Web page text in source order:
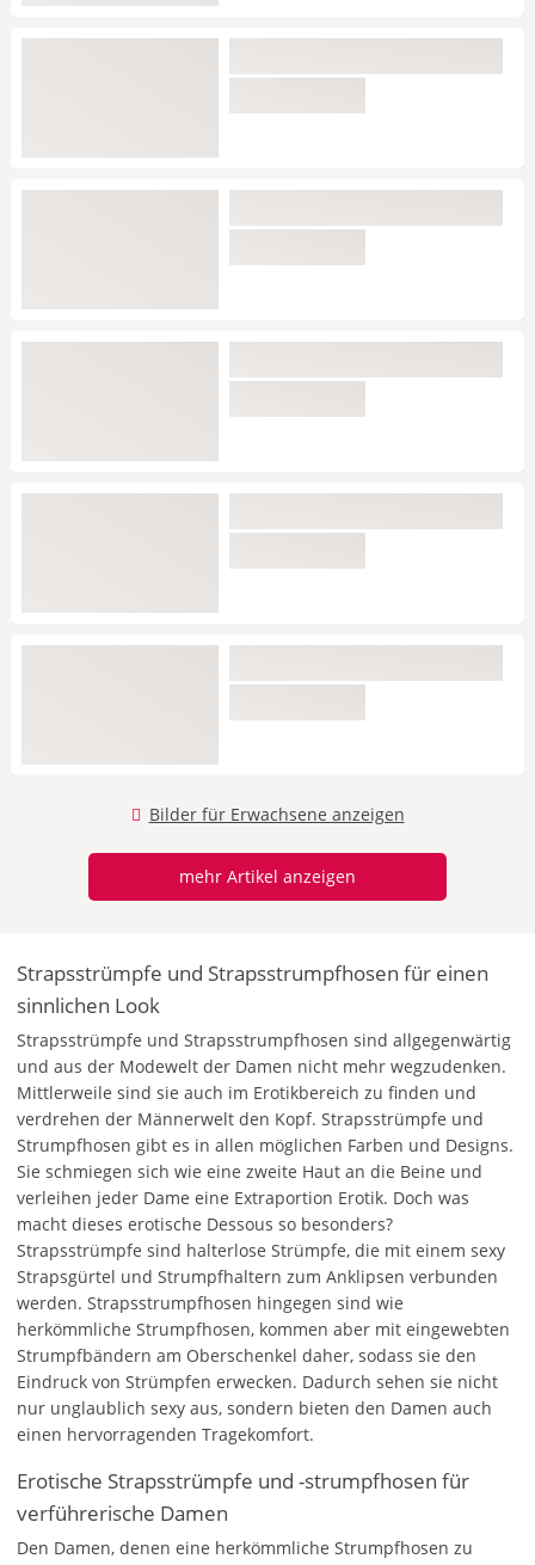
Bilder für Erwachsene anzeigen
mehr Artikel anzeigen
Strapsstrümpfe und Strapsstrumpfhosen für einen
sinnlichen Look
Strapsstrümpfe und Strapsstrumpfhosen sind allgegenwärtig
und aus der Modewelt der Damen nicht mehr wegzudenken.
Mittlerweile sind sie auch im Erotikbereich zu finden und
verdrehen der Männerwelt den Kopf. Strapsstrümpfe und
Strumpfhosen gibt es in allen möglichen Farben und Designs.
Sie schmiegen sich wie eine zweite Haut an die Beine und
verleihen jeder Dame eine Extraportion Erotik. Doch was
macht dieses erotische Dessous so besonders?
Strapsstrümpfe sind halterlose Strümpfe, die mit einem sexy
Strapsgürtel und Strumpfhaltern zum Anklipsen verbunden
werden. Strapsstrumpfhosen hingegen sind wie
herkömmliche Strumpfhosen, kommen aber mit eingewebten
Strumpfbändern am Oberschenkel daher, sodass sie den
Eindruck von Strümpfen erwecken. Dadurch sehen sie nicht
nur unglaublich sexy aus, sondern bieten den Damen auch
einen hervorragenden Tragekomfort.
Erotische Strapsstrümpfe und -strumpfhosen für
verführerische Damen
Den Damen, denen eine herkömmliche Strumpfhosen zu